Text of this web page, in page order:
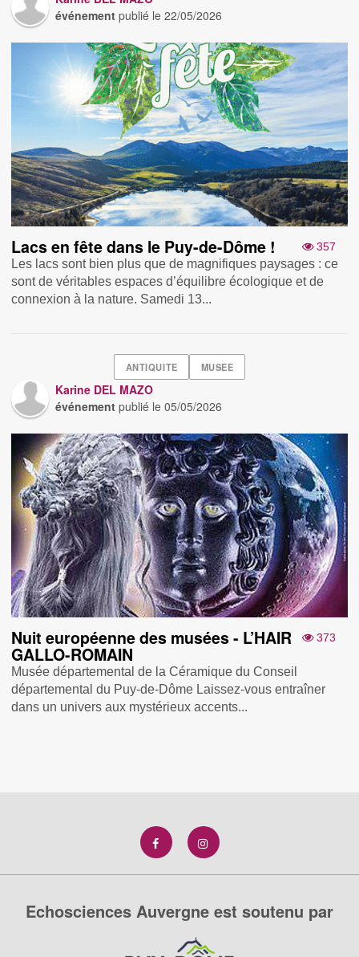
événement publié le22/05/2026
357
Lacs en fête dans le Puy-de-Dôme !
Les lacs sont bien plus que de magnifiques paysages : ce
sont de véritables espaces d’équilibre écologique et de
connexion à la nature. Samedi 13...
ANTIQUITE MUSEE
Karine DEL MAZO
événement publié le05/05/2026
373
Nuit européenne des musées - L’HAIR
GALLO-ROMAIN
Musée départemental de la Céramique du Conseil
départemental du Puy-de-Dôme Laissez-vous entraîner
dans un univers aux mystérieux accents...
Echosciences Auvergne est soutenu par